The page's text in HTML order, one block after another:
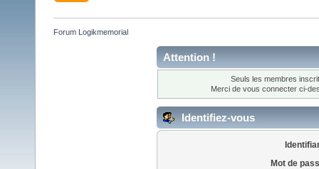
Forum Logikmemorial
Attention !
Seuls les membres
Merci de vous connecter ci-
Identifiez-vous
Mot de